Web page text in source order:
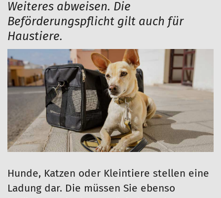
Weiteres abweisen. Die
Beförderungspflicht gilt auch für
Haustiere.
Hunde, Katzen oder Kleintiere stellen eine
Ladung dar. Die müssen Sie ebenso